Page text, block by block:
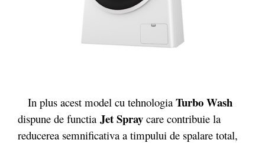
In plus acest model cu tehnologia Turbo Wash
dispune de functia Jet Spray care contribuie la
reducerea semnificativa a timpului de spalare total,